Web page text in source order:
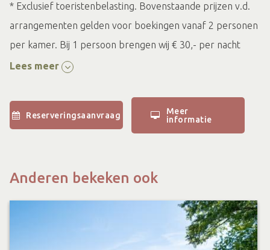
* Exclusief toeristenbelasting. Bovenstaande prijzen v.d.
arrangementen gelden voor boekingen vanaf 2 personen
per kamer. Bij 1 persoon brengen wij € 30,- per nacht
extra in rekening. Als de voorkeur bij een boeking van het
appartement brengen wij € 22,50 per persoon per nacht
extra in rekening.
Lees meer
Reserveringsaanvraag
Meer
informatie
Anderen bekeken ook